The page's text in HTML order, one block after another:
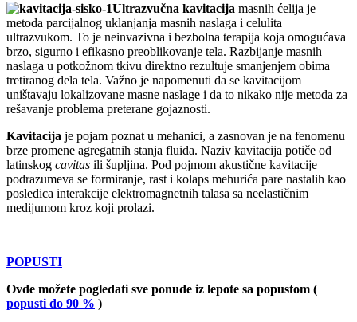
Ultrazvučna kavitacija masnih ćelija je
metoda parcijalnog uklanjanja masnih naslaga i celulita
ultrazvukom. To je neinvazivna i bezbolna terapija koja omogućava
brzo, sigurno i efikasno preoblikovanje tela. Razbijanje masnih
naslaga u potkožnom tkivu direktno rezultuje smanjenjem obima
tretiranog dela tela. Važno je napomenuti da se kavitacijom
uništavaju lokalizovane masne naslage i da to nikako nije metoda za
rešavanje problema preterane gojaznosti.
Kavitacija je pojam poznat u mehanici, a zasnovan je na fenomenu
brze promene agregatnih stanja fluida. Naziv kavitacija potiče od
latinskog cavitas ili šupljina. Pod pojmom akustične kavitacije
podrazumeva se formiranje, rast i kolaps mehurića pare nastalih kao
posledica interakcije elektromagnetnih talasa sa neelastičnim
medijumom kroz koji prolazi.
POPUSTI
Ovde možete pogledati sve ponude iz lepote sa popustom (
popusti do 90 % )